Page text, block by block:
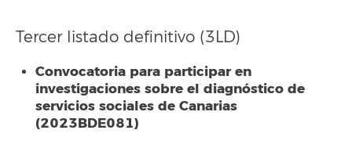
Tercer listado definitivo (3LD)
Convocatoria para participar en
investigaciones sobre el diagnóstico de
servicios sociales de Canarias
(2023BDE081)